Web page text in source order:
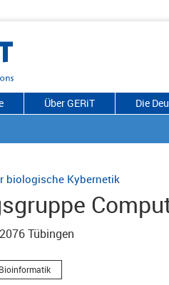
Über GERiT Die
biologische Kybernetik
Tübingen
Bioinformatik